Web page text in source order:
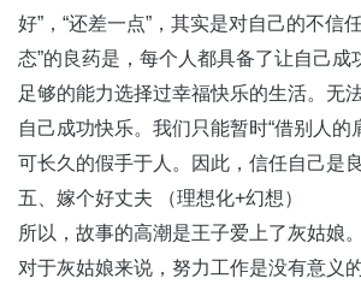
好”，“还差一点”，其实是对自己的不信
态”的良药是，每个人都具备了让自己成
足够的能力选择过幸福快乐的生活。无
自己成功快乐。我们只能暂时“借别人的
可长久的假手于人。因此，信任自己
五、嫁个好丈夫 （理想化+幻想）
所以，故事的高潮是王子爱上了灰姑娘。
对于灰姑娘来说，努力工作是没有意义